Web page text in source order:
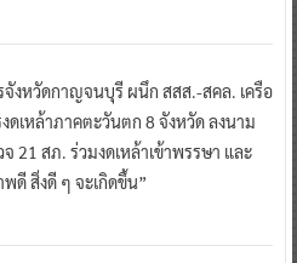
จังหวัดกาญจนบุรี ผนึก สสส.-สคล. เครือ
ดเหล้าภาคตะวันตก 8 จังหวัด ลงนาม
จ 21 สภ. ร่วมงดเหล้าเข้าพรรษา และ
ดี สิ่งดี ๆ จะเกิดขึ้น”